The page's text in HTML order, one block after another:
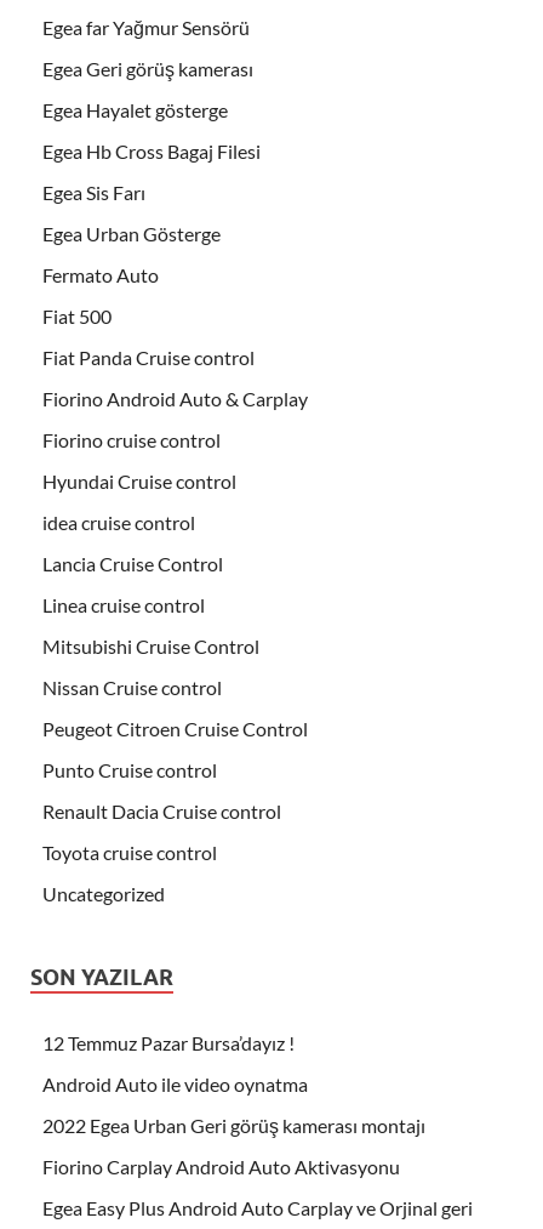
Egea far Yağmur Sensörü
Egea Geri görüş kamerası
Egea Hayalet gösterge
Egea Hb Cross Bagaj Filesi
Egea Sis Farı
Egea Urban Gösterge
Fermato Auto
Fiat 500
Fiat Panda Cruise control
Fiorino Android Auto & Carplay
Fiorino cruise control
Hyundai Cruise control
idea cruise control
Lancia Cruise Control
Linea cruise control
Mitsubishi Cruise Control
Nissan Cruise control
Peugeot Citroen Cruise Control
Punto Cruise control
Renault Dacia Cruise control
Toyota cruise control
Uncategorized
SON YAZILAR
12 Temmuz Pazar Bursa’dayız !
Android Auto ile video oynatma
2022 Egea Urban Geri görüş kamerası montajı
Fiorino Carplay Android Auto Aktivasyonu
Egea Easy Plus Android Auto Carplay ve Orjinal geri